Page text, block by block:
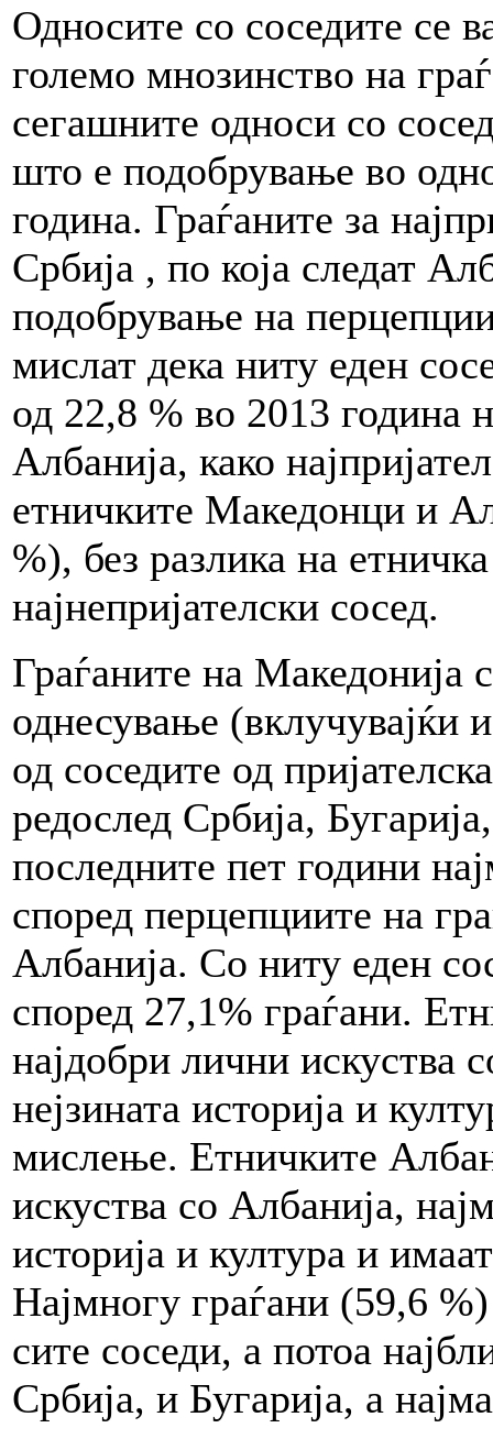
Односите со соседите се
големо мнозинство на
сегашните односи со
што е подобрување во
година. Граѓаните за
Србија , по која следат
подобрување на
мислат дека ниту еден
од 22,8 % во 2013 година
Албанија, како
етничките Македонци и
%), без разлика на
најнепријателски сосед.
Граѓаните на Македонија
однесување (вклучувајќи
од соседите од
редослед Србија,
последните пет години
според перцепциите на
Албанија. Со ниту еден
според 27,1% граѓани.
најдобри лични искуства
нејзината историја и
мислење. Етничките
искуства со Албанија,
историја и култура и
Најмногу граѓани (59,6
сите соседи, а потоа
Србија, и Бугарија, а